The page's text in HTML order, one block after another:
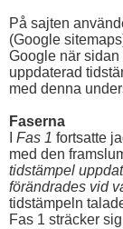
På sajten
(Google
Google när
uppdaterad
med denna
Faserna
Fas 1 fortsatte
med den
tidstämpel
förändrades vid
tidstämpeln
Fas 1 sträcker